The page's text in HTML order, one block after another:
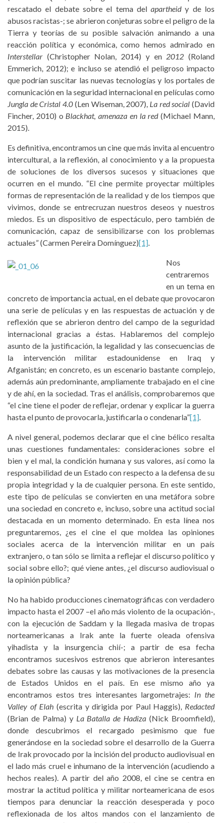
rescatado el debate sobre el tema delapartheidy de los
abusos racistas-; se abrieron conjeturas sobre el peligro de la
Tierra y teorías de su posible salvación animando a una
reacción política y económica, como hemos admirado en
Interstellar (Christopher Nolan, 2014) y en 2012 (Roland
Emmerich, 2012); e incluso se atendió el peligroso impacto
que podrían suscitar las nuevas tecnologías y los portales de
comunicación en la seguridad internacional en películas como
Jungla de Cristal 4.0 (Len Wiseman, 2007), La red social (David
Fincher, 2010) o Blackhat, amenaza en la red(Michael Mann,
2015).
Es definitiva, encontramos un cine que más invita al encuentro
intercultural, a la reflexión, al conocimiento y a la propuesta
de soluciones de los diversos sucesos y situaciones que
ocurren en el mundo. “El cine permite proyectar múltiples
formas de representación de la realidad y de los tiempos que
vivimos, donde se entrecruzan nuestros deseos y nuestros
miedos. Es un dispositivo de espectáculo, pero también de
comunicación, capaz de sensibilizarse con los problemas
actuales” (Carmen Pereira Domínguez)[1].
Nos
centraremos
en un tema en
concreto de importancia actual, en el debate que provocaron
una serie de películas y en las respuestas de actuación y de
reflexión que se abrieron dentro del campo de la seguridad
internacional gracias a éstas. Hablaremos del complejo
asunto de la justificación, la legalidad y las consecuencias de
la intervención militar estadounidense en Iraq y
Afganistán; en concreto, es un escenario bastante complejo,
además aún predominante, ampliamente trabajado en el cine
y de ahí, en la sociedad. Tras el análisis, comprobaremos que
“el cine tiene el poder de reflejar, ordenar y explicar la guerra
hasta el punto de provocarla, justificarla o condenarla”[1].
A nivel general, podemos declarar que el cine bélico resalta
unas cuestiones fundamentales: consideraciones sobre el
bien y el mal, la condición humana y sus valores, así como la
responsabilidad de un Estado con respecto a la defensa de su
propia integridad y la de cualquier persona. En este sentido,
este tipo de películas se convierten en una metáfora sobre
una sociedad en concreto e, incluso, sobre una actitud social
destacada en un momento determinado. En esta línea nos
preguntaremos, ¿es el cine el que moldea las opiniones
sociales acerca de la intervención militar en un país
extranjero, o tan sólo se limita a reflejar el discurso político y
social sobre ello?; qué viene antes, ¿el discurso audiovisual o
la opinión pública?
No ha habido producciones cinematográficas con verdadero
impacto hasta el 2007 –el año más violento de la ocupación-,
con la ejecución de Saddam y la llegada masiva de tropas
norteamericanas a Irak ante la fuerte oleada ofensiva
yihadista y la insurgencia chií-; a partir de esa fecha
encontramos sucesivos estrenos que abrieron interesantes
debates sobre las causas y las motivaciones de la presencia
de Estados Unidos en el país. En ese mismo año ya
encontramos estos tres interesantes largometrajes: In the
Valley of Elah (escrita y dirigida por Paul Haggis), Redacted
(Brian de Palma) y La Batalla de Hadiza (Nick Broomfield),
donde descubrimos el recargado pesimismo que fue
generándose en la sociedad sobre el desarrollo de la Guerra
de Irak provocado por la incisión del producto audiovisual en
el lado más cruel e inhumano de la intervención (acudiendo a
hechos reales). A partir del año 2008, el cine se centra en
mostrar la actitud política y militar norteamericana de esos
tiempos para denunciar la reacción desesperada y poco
reflexionada de los altos mandos con el lanzamiento de